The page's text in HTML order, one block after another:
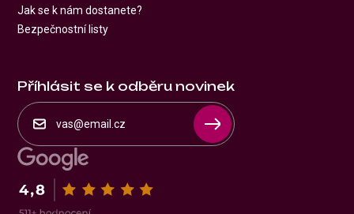
Jak se k nám dostanete?
Bezpečnostní listy
Příhlásit se k odběru novinek